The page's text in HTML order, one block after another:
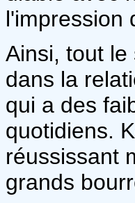
l'impression
Ainsi, tout
dans la
qui a des
quotidiens.
réussissant
grands